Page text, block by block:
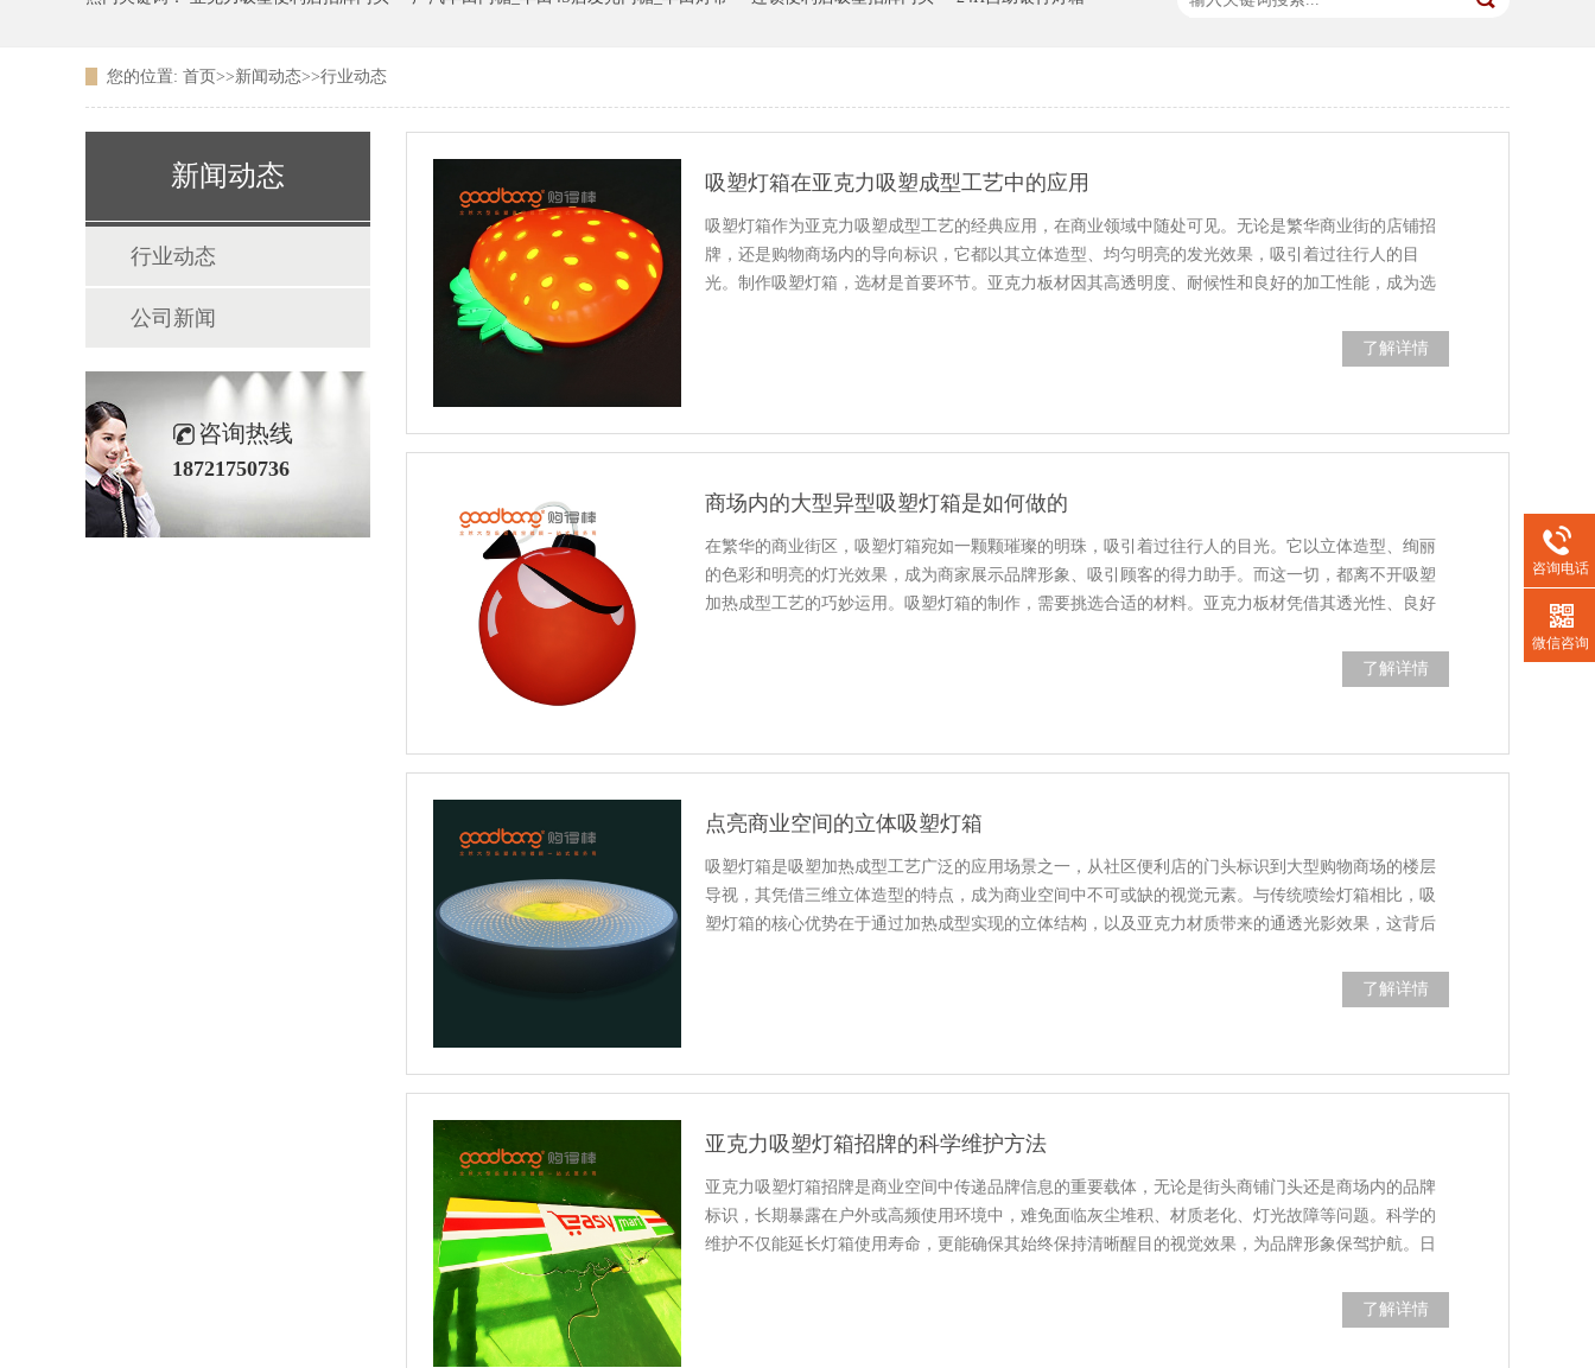
您的位置: 首页 >>新闻动态>>行业动态
新闻动态
行业动态
公司新闻
咨询热线
18721750736
吸塑灯箱在亚克力吸塑成型工艺中的应用
吸塑灯箱作为亚克力吸塑成型工艺的经典应用，在商业领域中随处可见。无论是繁华商业街的店铺招
牌，还是购物商场内的导向标识，它都以其立体造型、均匀明亮的发光效果，吸引着过往行人的目
光。制作吸塑灯箱，选材是首要环节。亚克力板材因其高透明度、耐候性和良好的加工性能，成为选
了解详情
商场内的大型异型吸塑灯箱是如何做的
在繁华的商业街区，吸塑灯箱宛如一颗颗璀璨的明珠，吸引着过往行人的目光。它以立体造型、绚丽
的色彩和明亮的灯光效果，成为商家展示品牌形象、吸引顾客的得力助手。而这一切，都离不开吸塑
加热成型工艺的巧妙运用。吸塑灯箱的制作，需要挑选合适的材料。亚克力板材凭借其透光性、良好
了解详情
点亮商业空间的立体吸塑灯箱
吸塑灯箱是吸塑加热成型工艺广泛的应用场景之一，从社区便利店的门头标识到大型购物商场的楼层
导视，其凭借三维立体造型的特点，成为商业空间中不可或缺的视觉元素。与传统喷绘灯箱相比，吸
塑灯箱的核心优势在于通过加热成型实现的立体结构，以及亚克力材质带来的通透光影效果，这背后
了解详情
亚克力吸塑灯箱招牌的科学维护方法
亚克力吸塑灯箱招牌是商业空间中传递品牌信息的重要载体，无论是街头商铺门头还是商场内的品牌
标识，长期暴露在户外或高频使用环境中，难免面临灰尘堆积、材质老化、灯光故障等问题。科学的
维护不仅能延长灯箱使用寿命，更能确保其始终保持清晰醒目的视觉效果，为品牌形象保驾护航。日
了解详情
咨询电话
微信咨询